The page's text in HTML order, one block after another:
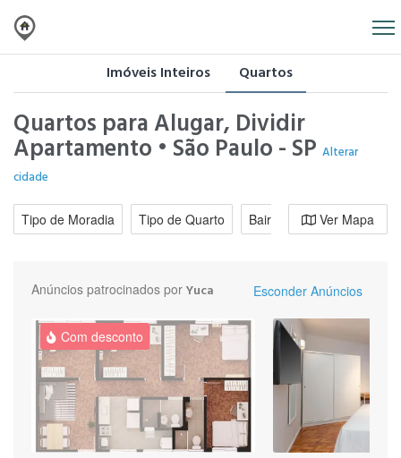
Imóveis Inteiros Quartos
Quartos para Alugar, Dividir
Apartamento • São Paulo - SP Alterar
cidade
Tipo de Moradia Tipo de Quarto Bairro / RegiãoVer Mapa
Anúncios patrocinados por Yuca Esconder Anúncios
Com desconto